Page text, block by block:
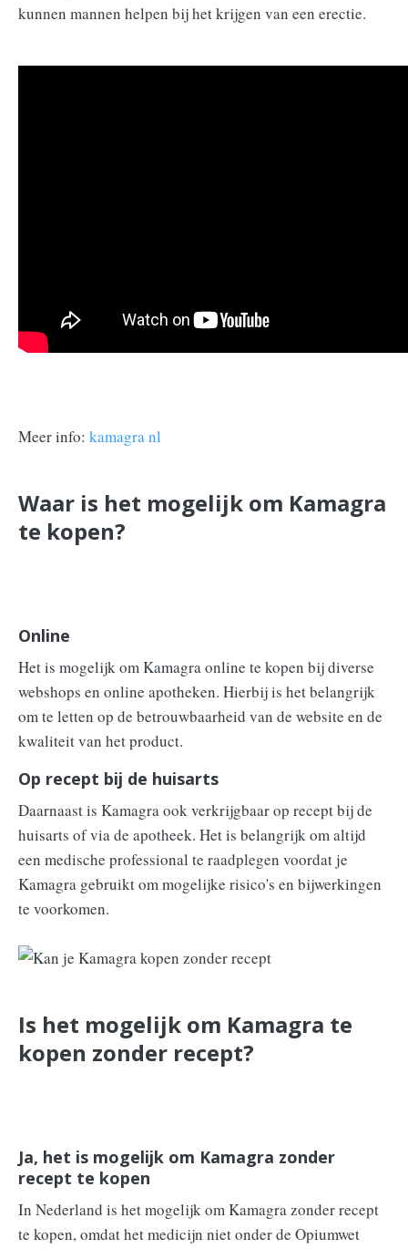
kunnen mannen helpen bij het krijgen van een erectie.
Meer info: kamagra nl
Waar is het mogelijk om Kamagra
te kopen?
Online
Het is mogelijk om Kamagra online te kopen bij diverse
webshops en online apotheken. Hierbij is het belangrijk
om te letten op de betrouwbaarheid van de website en de
kwaliteit van het product.
Op recept bij de huisarts
Daarnaast is Kamagra ook verkrijgbaar op recept bij de
huisarts of via de apotheek. Het is belangrijk om altijd
een medische professional te raadplegen voordat je
Kamagra gebruikt om mogelijke risico's en bijwerkingen
te voorkomen.
Is het mogelijk om Kamagra te
kopen zonder recept?
Ja, het is mogelijk om Kamagra zonder
recept te kopen
In Nederland is het mogelijk om Kamagra zonder recept
te kopen, omdat het medicijn niet onder de Opiumwet